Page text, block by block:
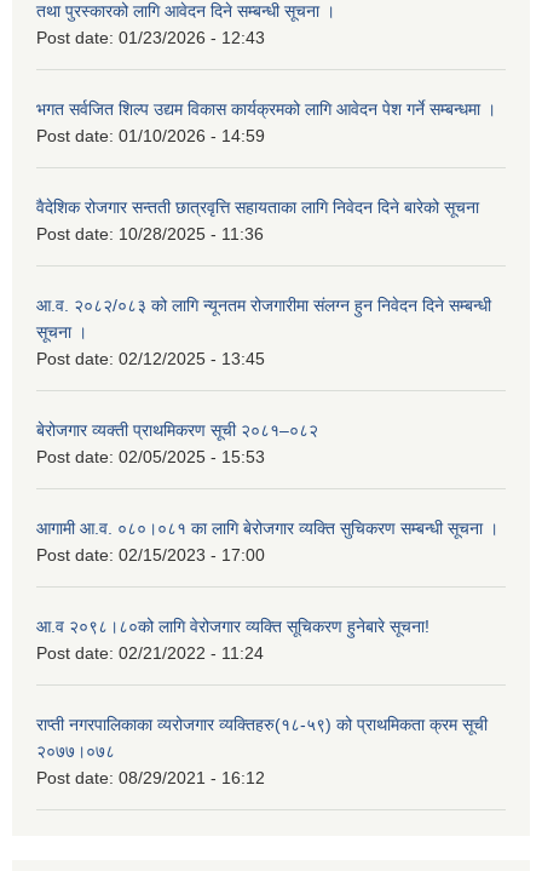
तथा पुरस्कारको लागि आवेदन दिने सम्बन्धी सूचना ।
Post date: 01/23/2026 - 12:43
भगत सर्वजित शिल्प उद्यम विकास कार्यक्रमको लागि आवेदन पेश गर्ने सम्बन्धमा ।
Post date: 01/10/2026 - 14:59
वैदेशिक रोजगार सन्तती छात्रवृत्ति सहायताका लागि निवेदन दिने बारेको सूचना
Post date: 10/28/2025 - 11:36
आ.व. २०८२/०८३ को लागि न्यूनतम रोजगारीमा संलग्न हुन निवेदन दिने सम्बन्धी
सूचना ।
Post date: 02/12/2025 - 13:45
बेरोजगार व्यक्ती प्राथमिकरण सूची २०८१–०८२
Post date: 02/05/2025 - 15:53
आगामी आ.व. ०८०।०८१ का लागि बेरोजगार व्यक्ति सुचिकरण सम्बन्धी सूचना ।
Post date: 02/15/2023 - 17:00
आ.व २०९८।८०को लागि वेरोजगार व्यक्ति सूचिकरण हुनेबारे सूचना!
Post date: 02/21/2022 - 11:24
राप्ती नगरपालिकाका व्यरोजगार व्यक्तिहरु(१८-५९) को प्राथमिकता क्रम सूची
२०७७।०७८
Post date: 08/29/2021 - 16:12